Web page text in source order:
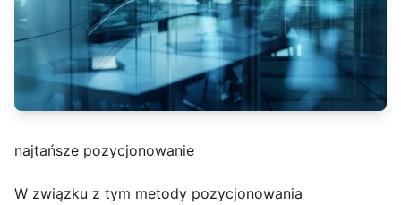
najtańsze pozycjonowanie
W związku z tym metody pozycjonowania